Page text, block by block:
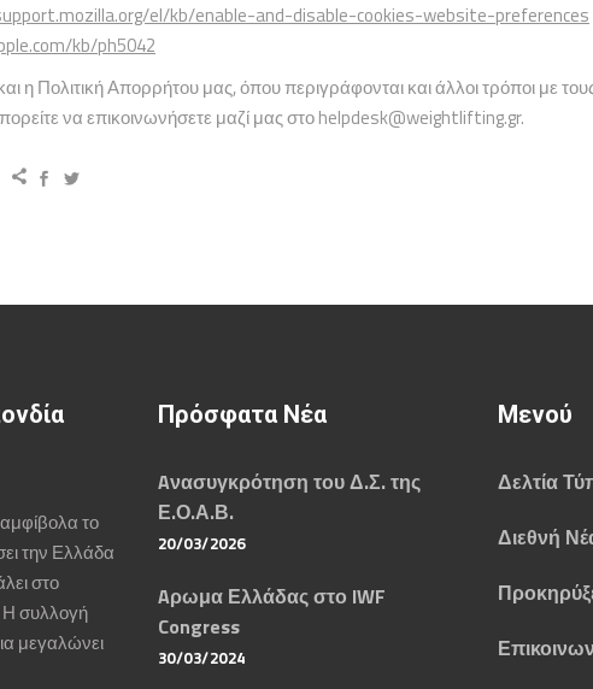
el/kb/enable-and-disable-cookies-website-preferences
kb/ph5042
η Πολιτική Απορρήτου μας, όπου περιγράφονται και άλλοι τρόποι με
να επικοινωνήσετε μαζί μας στοhelpdesk@weightlifting.gr.
το
την Ελλάδα
στο
συλλογή
μεγαλώνει
Πρόσφατα Νέα
Aνασυγκρότηση του Δ.Σ. της
Ε.Ο.Α.Β.
20/03/2026
Aρωμα Ελλάδας στο IWF
Congress
30/03/2024
Μενού
Δελτία
Διεθνή